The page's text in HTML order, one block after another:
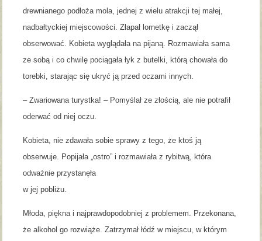
drewnianego podłoża mola, jednej z wielu atrakcji tej małej,
nadbałtyckiej miejscowości. Złapał lornetkę i zaczął
obserwować. Kobieta wyglądała na pijaną. Rozmawiała sama
ze sobą i co chwilę pociągała łyk z butelki, którą chowała do
torebki, starając się ukryć ją przed oczami innych.
– Zwariowana turystka! – Pomyślał ze złością, ale nie potrafił
oderwać od niej oczu.
Kobieta, nie zdawała sobie sprawy z tego, że ktoś ją
obserwuje. Popijała „ostro” i rozmawiała z rybitwą, która
odważnie przystanęła
w jej pobliżu.
Młoda, piękna i najprawdopodobniej z problemem. Przekonana,
że alkohol go rozwiąże. Zatrzymał łódź w miejscu, w którym